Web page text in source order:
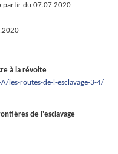
partir du 07.07.2020
à la révolte
les-routes-de-l-esclavage-3-4/
de l'esclavage